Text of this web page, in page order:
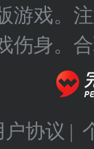
游戏。
伤身。
户协议 |